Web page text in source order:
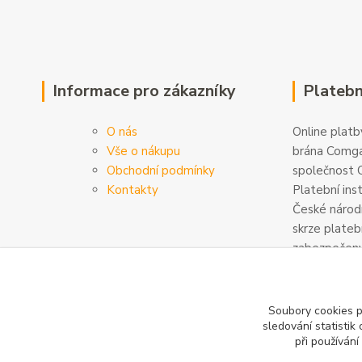
Informace pro zákazníky
O nás
Vše o nákupu
Obchodní podmínky
Kontakty
Online
brána
společnost
Platební
České
skrze
Soubory cookies
sledování statistik
při